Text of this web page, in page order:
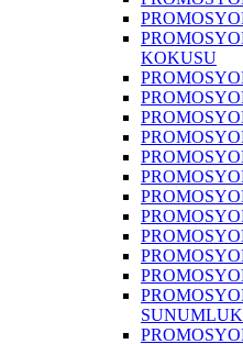
KOKUSU
SUNUMLUK